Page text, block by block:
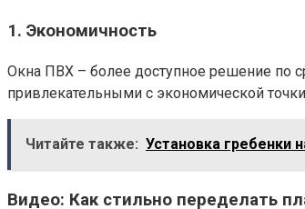
1. Экономичность
Окна ПВХ – более доступное решение по
привлекательными с экономической
Читайте также: Установка гребенки
Видео: Как стильно переделать